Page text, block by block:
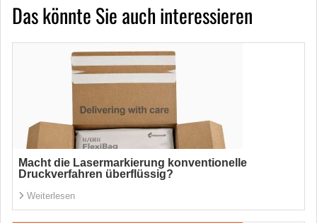
Das könnte Sie auch interessieren
Macht die Lasermarkierung konventionelle
Druckverfahren überflüssig?
Weiterlesen